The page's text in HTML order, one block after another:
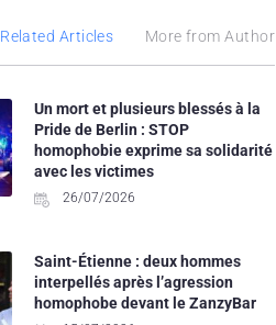
Related Articles More from Author
Un mort et plusieurs blessés à la
Pride de Berlin : STOP
homophobie exprime sa solidarité
avec les victimes
26/07/2026
Saint-Étienne : deux hommes
interpellés après l’agression
homophobe devant le ZanzyBar